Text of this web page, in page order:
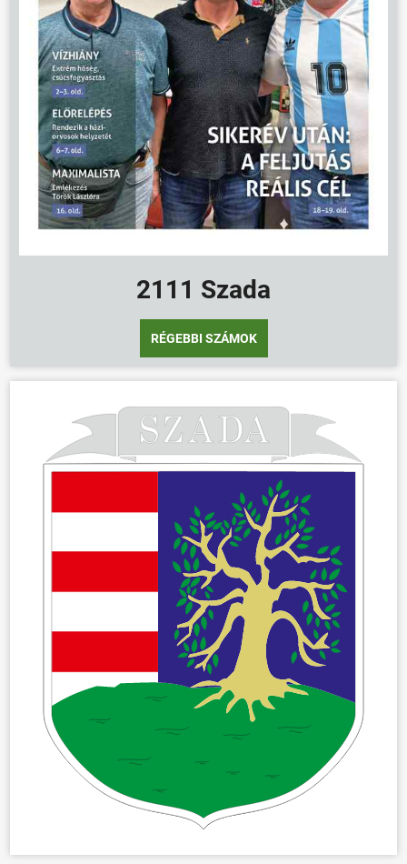
ÖNKORMÁNYZAT
ÜGYINTÉZÉS
HÍREK
VÁLASZTÁSOK
2111 Szada
RÉGEBBI SZÁMOK